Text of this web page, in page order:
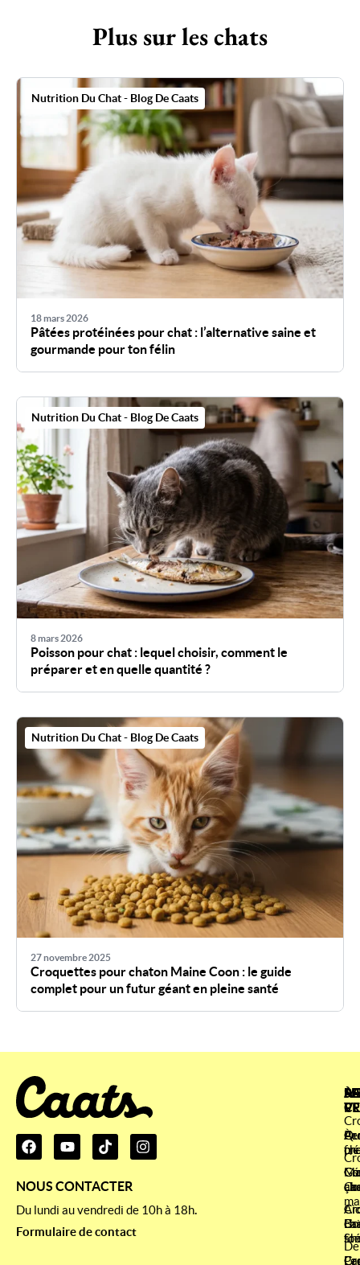
Plus sur les chats
Nutrition Du Chat - Blog De Caats
18 mars 2026
Pâtées protéinées pour chat : l’alternative saine et
gourmande pour ton félin
Nutrition Du Chat - Blog De Caats
8 mars 2026
Poisson pour chat : lequel choisir, comment le
préparer et en quelle quantité ?
Nutrition Du Chat - Blog De Caats
27 novembre 2025
Croquettes pour chaton Maine Coon : le guide
complet pour un futur géant en pleine santé
NOUS CONTACTER
Du lundi au vendredi de 10h à 18h.
Formulaire de contact
À
À
ça
La